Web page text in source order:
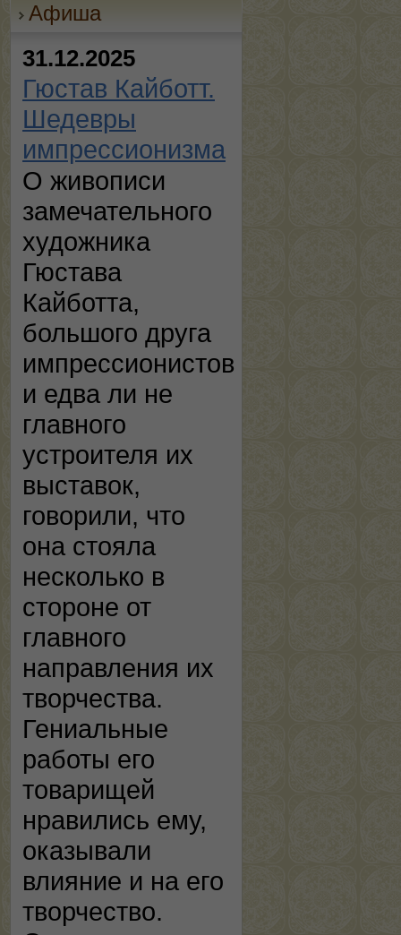
Афиша
31.12.2025
Гюстав Кайботт.
Шедевры
импрессионизма
О живописи
замечательного
художника
Гюстава
Кайботта,
большого друга
импрессионистов
и едва ли не
главного
устроителя их
выставок,
говорили, что
она стояла
несколько в
стороне от
главного
направления их
творчества.
Гениальные
работы его
товарищей
нравились ему,
оказывали
влияние и на его
творчество.